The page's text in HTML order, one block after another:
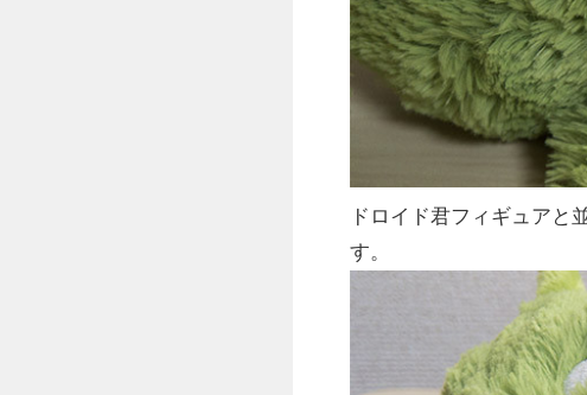
ドロイド君フィギュアと
す。